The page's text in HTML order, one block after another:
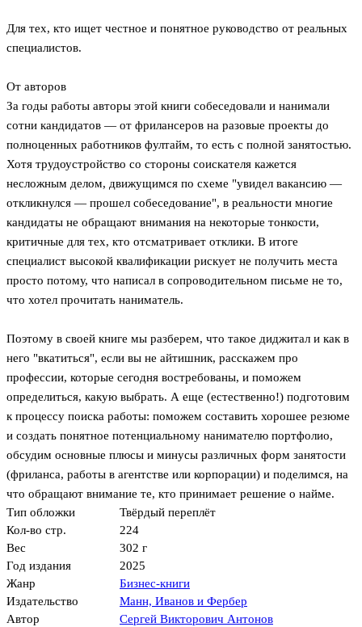
Для тех, кто ищет честное и понятное руководство от реальных
специалистов.
От авторов
За годы работы авторы этой книги собеседовали и нанимали
сотни кандидатов — от фрилансеров на разовые проекты до
полноценных работников фултайм, то есть с полной занятостью.
Хотя трудоустройство со стороны соискателя кажется
несложным делом, движущимся по схеме "увидел вакансию —
откликнулся — прошел собеседование", в реальности многие
кандидаты не обращают внимания на некоторые тонкости,
критичные для тех, кто отсматривает отклики. В итоге
специалист высокой квалификации рискует не получить места
просто потому, что написал в сопроводительном письме не то,
что хотел прочитать наниматель.
Поэтому в своей книге мы разберем, что такое диджитал и как в
него "вкатиться", если вы не айтишник, расскажем про
профессии, которые сегодня востребованы, и поможем
определиться, какую выбрать. А еще (естественно!) подготовим
к процессу поиска работы: поможем составить хорошее резюме
и создать понятное потенциальному нанимателю портфолио,
обсудим основные плюсы и минусы различных форм занятости
(фриланса, работы в агентстве или корпорации) и поделимся, на
что обращают внимание те, кто принимает решение о найме.
Тип обложки
Твёрдый переплёт
Кол-во стр.
224
Вес
302 г
Год издания
2025
Жанр
Бизнес-книги
Издательство
Манн, Иванов и Фербер
Автор
Сергей Викторович Антонов